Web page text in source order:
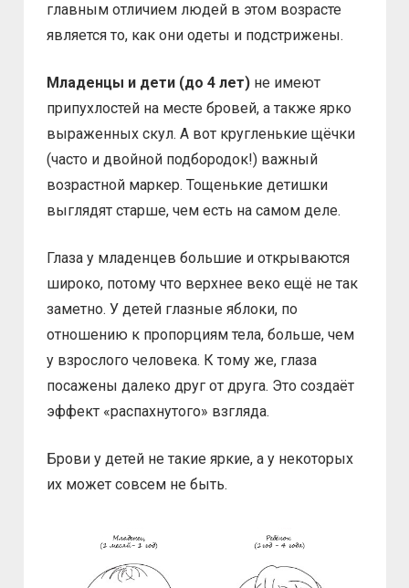
главным отличием людей в этом возрасте
является то, как они одеты и подстрижены.
Младенцы и дети (до 4 лет) не имеют
припухлостей на месте бровей, а также ярко
выраженных скул. А вот кругленькие щёчки
(часто и двойной подбородок!) важный
возрастной маркер. Тощенькие детишки
выглядят старше, чем есть на самом деле.
Глаза у младенцев большие и открываются
широко, потому что верхнее веко ещё не так
заметно. У детей глазные яблоки, по
отношению к пропорциям тела, больше, чем
у взрослого человека. К тому же, глаза
посажены далеко друг от друга. Это создаёт
эффект «распахнутого» взгляда.
Брови у детей не такие яркие, а у некоторых
их может совсем не быть.